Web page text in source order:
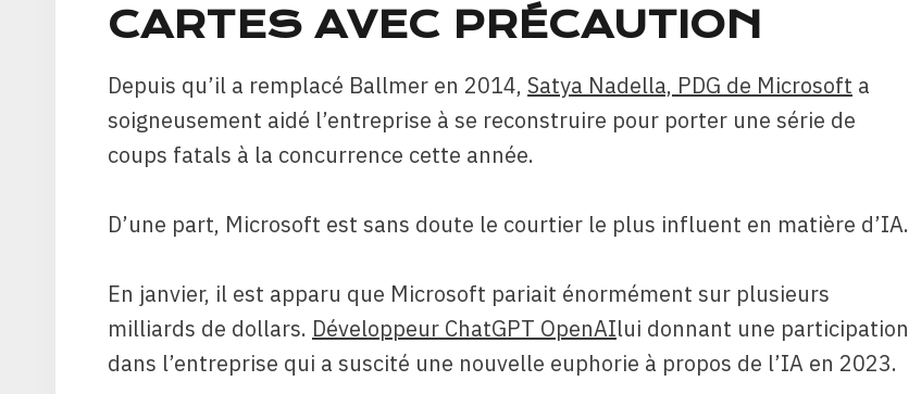
CARTES AVEC PRÉCAUTION
Depuis qu’il a remplacé Ballmer en 2014, Satya Nadella, PDG de Microsoft a
soigneusement aidé l’entreprise à se reconstruire pour porter une série de
coups fatals à la concurrence cette année.
D’une part, Microsoft est sans doute le courtier le plus influent en matière d’IA.
En janvier, il est apparu que Microsoft pariait énormément sur plusieurs
milliards de dollars. Développeur ChatGPT OpenAIlui donnant une participation
dans l’entreprise qui a suscité une nouvelle euphorie à propos de l’IA en 2023.